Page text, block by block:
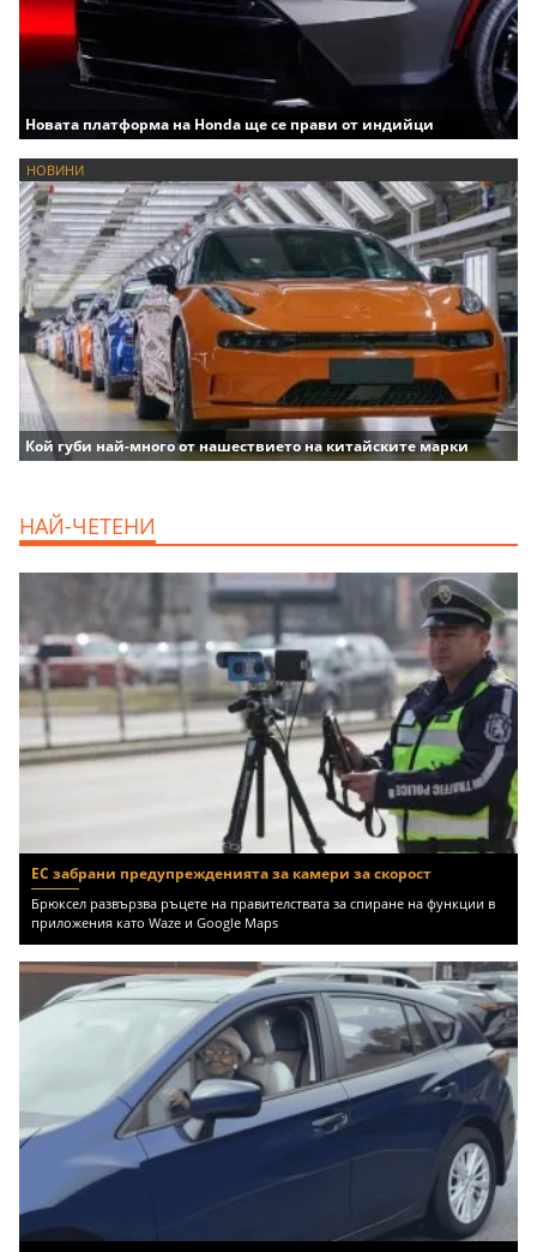
Новата платформа на Honda ще се прави от индийци
НОВИНИ
Кой губи най-много от нашествието на китайските марки
НАЙ-ЧЕТЕНИ
ЕС забрани предупрежденията за камери за скорост
Брюксел развързва ръцете на правителствата за спиране на функции в
приложения като Waze и Google Maps